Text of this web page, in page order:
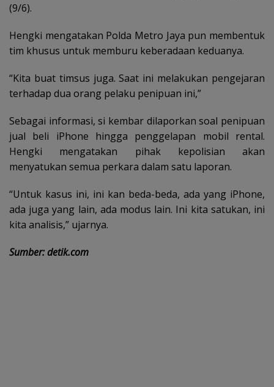
(9/6).
Hengki mengatakan Polda Metro Jaya pun membentuk
tim khusus untuk memburu keberadaan keduanya.
“Kita buat timsus juga. Saat ini melakukan pengejaran
terhadap dua orang pelaku penipuan ini,”
Sebagai informasi, si kembar dilaporkan soal penipuan
jual beli iPhone hingga penggelapan mobil rental.
Hengki mengatakan pihak kepolisian akan
menyatukan semua perkara dalam satu laporan.
“Untuk kasus ini, ini kan beda-beda, ada yang iPhone,
ada juga yang lain, ada modus lain. Ini kita satukan, ini
kita analisis,” ujarnya.
Sumber: detik.com